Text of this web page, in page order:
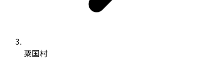
粟国村